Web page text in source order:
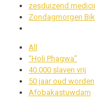
zesduizend
Zondagmorgen
All
“Holi Phagwa”
40.000 slaven vrij
50 jaar oud worden
Afobakastuwdam